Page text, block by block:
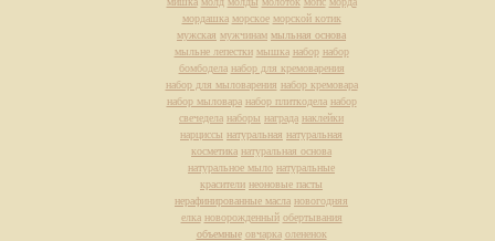
мордашка морское морской котик
мужская мужчинам мыльная основа
мыльне лепестки мышка набор набор
бомбодела набор для кремоварения
набор для мыловарения набор кремовара
набор мыловара набор плиткодела набор
свечедела наборы награда наклейки
нарциссы натуральная натуральная
косметика натуральная основа
натуральное мыло натуральные
красители неоновые пасты
нерафинированные масла новогодняя
елка новорожденный обертывания
объемные овчарка олененок